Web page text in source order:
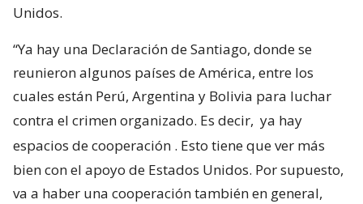
Unidos.
“Ya hay una Declaración de Santiago, donde se
reunieron algunos países de América, entre los
cuales están Perú, Argentina y Bolivia para luchar
contra el crimen organizado. Es decir, ya hay
espacios de cooperación . Esto tiene que ver más
bien con el apoyo de Estados Unidos. Por supuesto,
va a haber una cooperación también en general,